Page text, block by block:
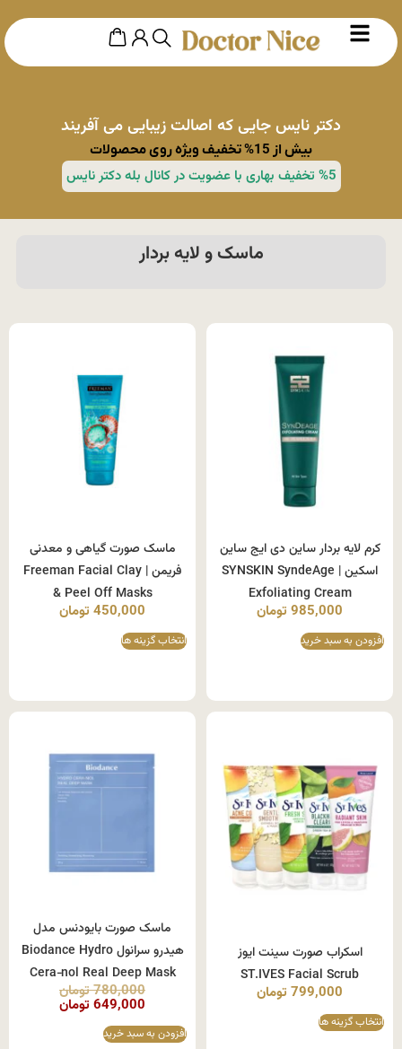
دکتر نایس جایی که اصالت زیبایی می آفریند
بیش از 15% تخفیف ویژه روی محصولات
%5 تخفیف بهاری با عضویت در کانال بله دکتر نایس
ماسک و لایه بردار
کرم لایه بردار ساین دی ایج ساین
اسکین | SYNSKIN SyndeAge
Exfoliating Cream
985,000 تومان
افزودن به سبد خرید
ماسک صورت گیاهی و معدنی
فریمن | Freeman Facial Clay
& Peel Off Masks
450,000 تومان
انتخاب گزینه ها
اسکراب صورت سینت ایوز
ST.IVES Facial Scrub
799,000 تومان
انتخاب گزینه ها
ماسک صورت بایودنس مدل
هیدرو سرانول Biodance Hydro
Cera‑nol Real Deep Mask
780,000تومان
649,000 تومان
افزودن به سبد خرید